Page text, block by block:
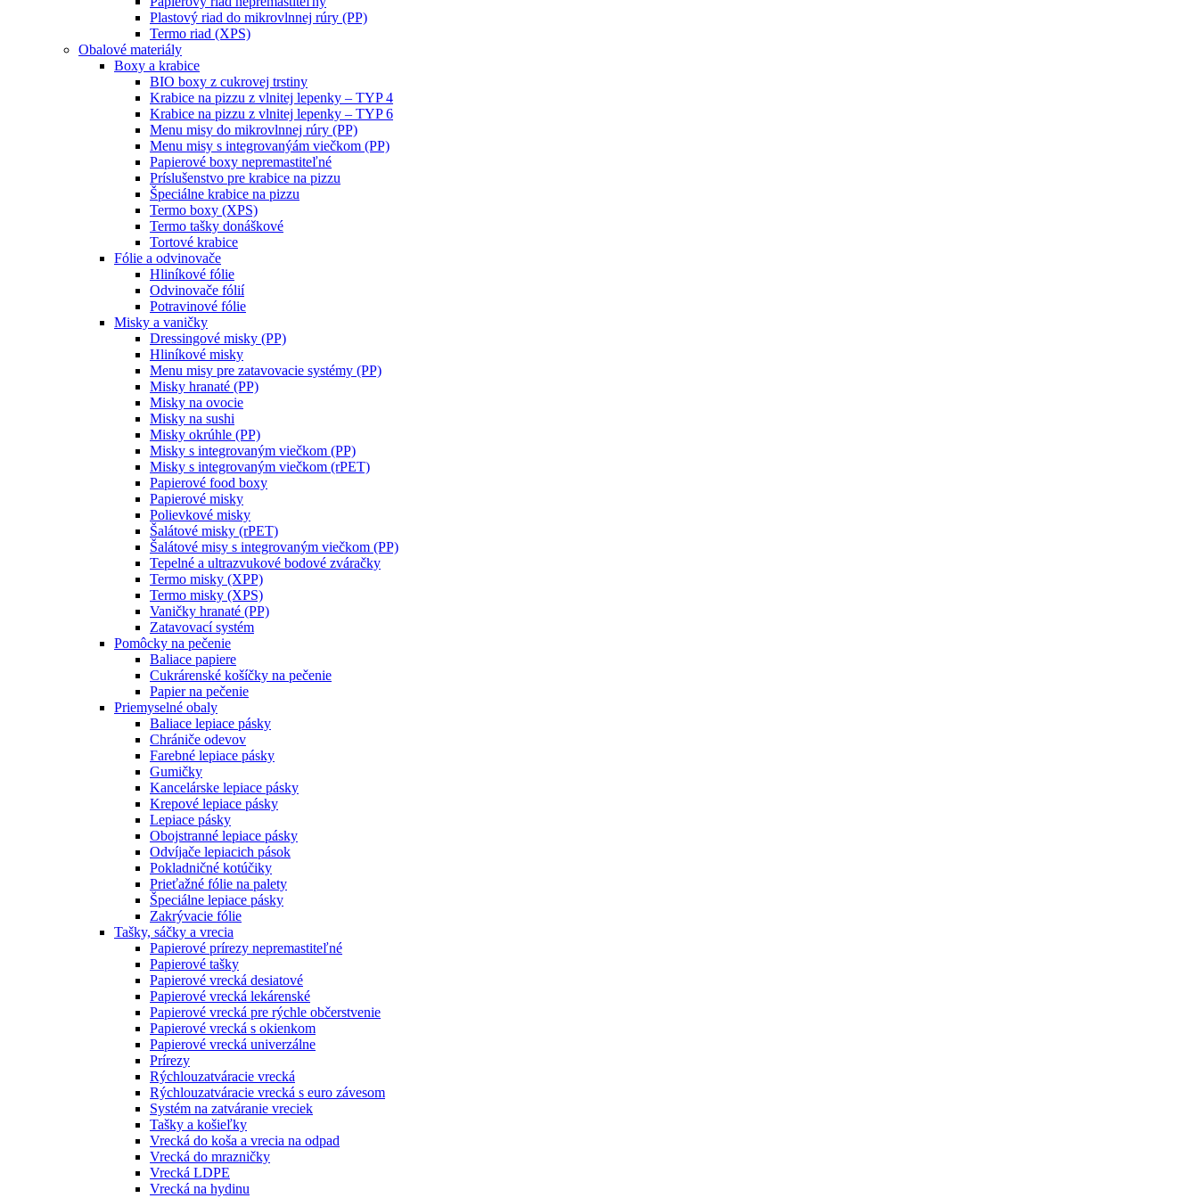
Plastový riad do mikrovlnnej rúry (PP)
Termo riad (XPS)
Obalové materiály
Boxy a krabice
BIO boxy z cukrovej trstiny
Krabice na pizzu z vlnitej lepenky – TYP 4
Krabice na pizzu z vlnitej lepenky – TYP 6
Menu misy do mikrovlnnej rúry (PP)
Menu misy s integrovanýám viečkom (PP)
Papierové boxy nepremastiteľné
Príslušenstvo pre krabice na pizzu
Špeciálne krabice na pizzu
Termo boxy (XPS)
Termo tašky donáškové
Tortové krabice
Fólie a odvinovače
Hliníkové fólie
Odvinovače fólií
Potravinové fólie
Misky a vaničky
Dressingové misky (PP)
Hliníkové misky
Menu misy pre zatavovacie systémy (PP)
Misky hranaté (PP)
Misky na ovocie
Misky na sushi
Misky okrúhle (PP)
Misky s integrovaným viečkom (PP)
Misky s integrovaným viečkom (rPET)
Papierové food boxy
Papierové misky
Polievkové misky
Šalátové misky (rPET)
Šalátové misy s integrovaným viečkom (PP)
Tepelné a ultrazvukové bodové zváračky
Termo misky (XPP)
Termo misky (XPS)
Vaničky hranaté (PP)
Zatavovací systém
Pomôcky na pečenie
Baliace papiere
Cukrárenské košíčky na pečenie
Papier na pečenie
Priemyselné obaly
Baliace lepiace pásky
Chrániče odevov
Farebné lepiace pásky
Gumičky
Kancelárske lepiace pásky
Krepové lepiace pásky
Lepiace pásky
Obojstranné lepiace pásky
Odvíjače lepiacich pások
Pokladničné kotúčiky
Prieťažné fólie na palety
Špeciálne lepiace pásky
Zakrývacie fólie
Tašky, sáčky a vrecia
Papierové prírezy nepremastiteľné
Papierové tašky
Papierové vrecká desiatové
Papierové vrecká lekárenské
Papierové vrecká pre rýchle občerstvenie
Papierové vrecká s okienkom
Papierové vrecká univerzálne
Prírezy
Rýchlouzatváracie vrecká
Rýchlouzatváracie vrecká s euro závesom
Systém na zatváranie vreciek
Tašky a košieľky
Vrecká do koša a vrecia na odpad
Vrecká do mrazničky
Vrecká LDPE
Vrecká na hydinu